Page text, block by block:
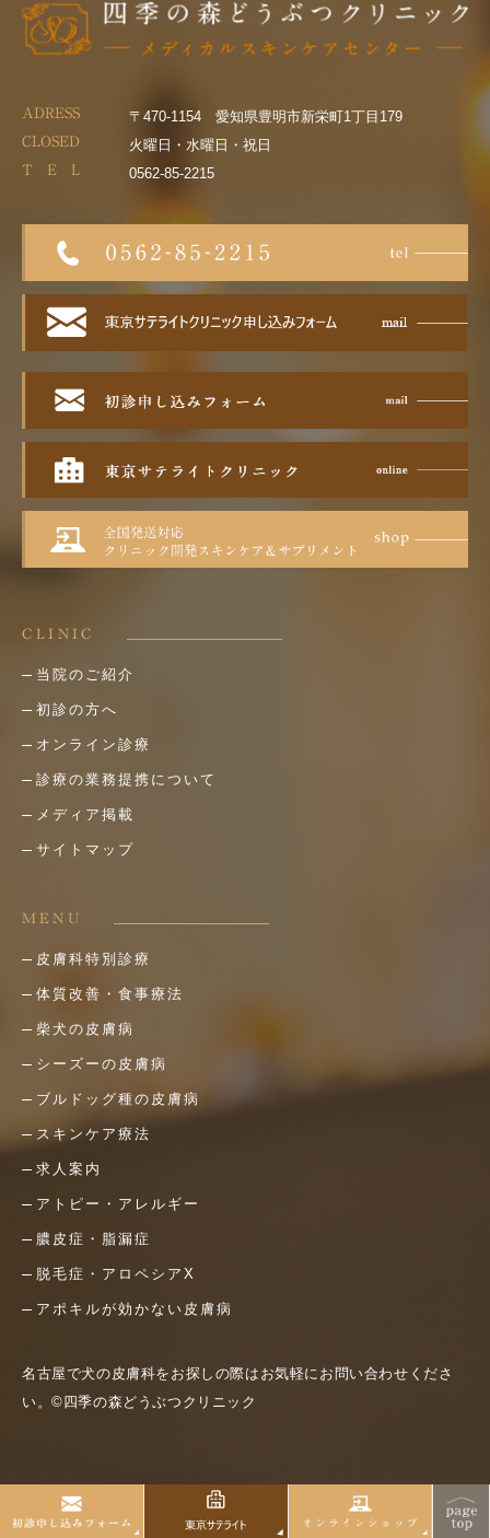
ADRESS 〒470-1154 愛知県豊明市新栄町1丁目179
CLOSED 火曜日・水曜日・祝日
T E L 0562-85-2215
CLINIC
当院のご紹介
初診の方へ
オンライン診療
診療の業務提携について
メディア掲載
サイトマップ
MENU
皮膚科特別診療
体質改善・食事療法
柴犬の皮膚病
シーズーの皮膚病
ブルドッグ種の皮膚病
スキンケア療法
求人案内
アトピー・アレルギー
膿皮症・脂漏症
脱毛症・アロペシアX
アポキルが効かない皮膚病
名古屋で犬の皮膚科をお探しの際はお気軽にお問い合わせくださ
い。©四季の森どうぶつクリニック